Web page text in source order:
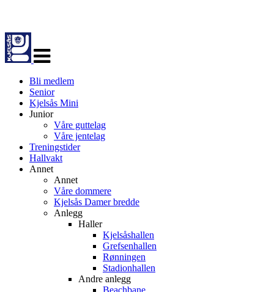
navigasjon
Bli medlem
Senior
Kjelsås Mini
Junior
Våre guttelag
Våre jentelag
Treningstider
Hallvakt
Annet
Annet
Våre dommere
Kjelsås Damer bredde
Anlegg
Haller
Kjelsåshallen
Grefsenhallen
Rønningen
Stadionhallen
Andre anlegg
Beachbane